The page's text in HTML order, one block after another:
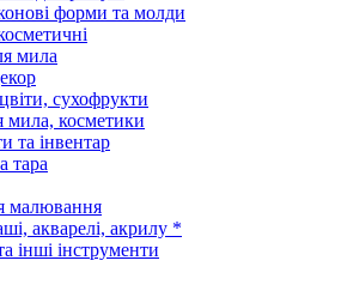
форми та молди
мила
сухофрукти
мила, косметики
та інвентар
тара
малювання
акварелі, акрилу *
інші інструменти